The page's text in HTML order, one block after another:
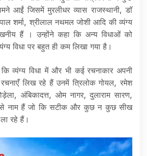
आईं जिसमें मुरलीधर व्यास राजस्थानी, डॉ
शर्मा, श्रीलाल नथमल जोशी आदि की व्यंग्य
हैं । उन्होंने कहा कि अन्य विधाओं को
विधा पर बहुत ही कम लिखा गया है।
व्यंग्य विधा में और भी कई रचनाकार अपनी
लिख रहे हैं उनमें त्रिलोक गोयल, रमेश
अंबिकादत्त, ओम नागर, दुलाराम सारण,
नाम हैं जो कि सटीक और कुछ न कुछ सीख
रहे हैं।